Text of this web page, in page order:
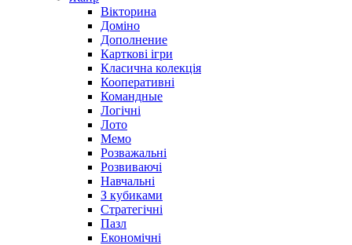
Вікторина
Доміно
Дополнение
Карткові ігри
Класична колекція
Кооперативні
Командные
Логічні
Лото
Мемо
Розважальні
Розвиваючі
Навчальні
З кубиками
Стратегічні
Пазл
Економічні